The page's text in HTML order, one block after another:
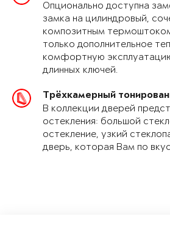
Опционально доступна
замка на цилиндровый,
композитным
только дополнительное
комфортную
длинных ключей.
Трёхкамерный
В коллекции дверей
остекления: большой
остекление, узкий
дверь, которая Вам по